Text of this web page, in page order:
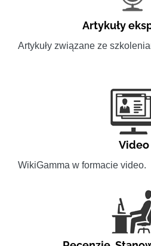
Artykuły
Artykuły związane ze
Video
WikiGamma w formacie video.